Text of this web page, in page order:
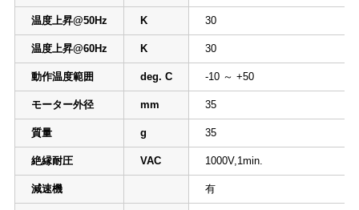
温度上昇@50Hz K 30
温度上昇@60Hz K 30
動作温度範囲 deg. C -10 ～ +50
モーター外径 mm 35
質量 g 35
絶縁耐圧 VAC 1000V,1min.
減速機 有